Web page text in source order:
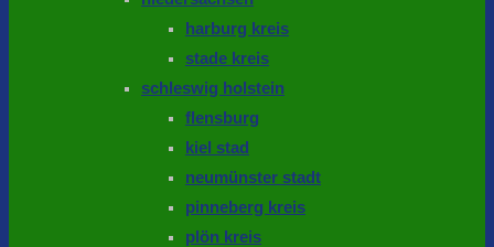
harburg kreis
stade kreis
schleswig holstein
flensburg
kiel stad
neumünster stadt
pinneberg kreis
plön kreis